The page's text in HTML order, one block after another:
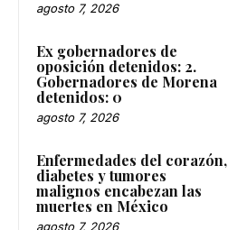
agosto 7, 2026
Ex gobernadores de
oposición detenidos: 2.
Gobernadores de Morena
detenidos: 0
agosto 7, 2026
Enfermedades del corazón,
diabetes y tumores
malignos encabezan las
muertes en México
agosto 7, 2026